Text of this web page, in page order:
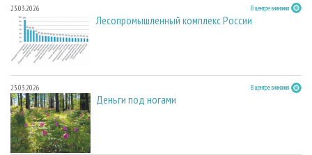
23.03.2026 В центре внимания
Лесопромышленный комплекс России
23.03.2026 В центре внимания
Деньги под ногами